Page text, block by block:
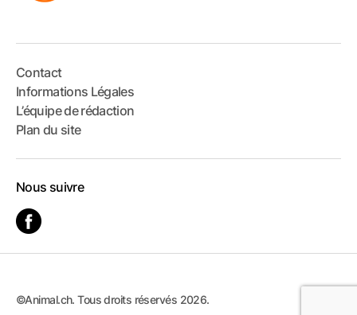
Contact
Informations Légales
L’équipe de rédaction
Plan du site
Nous suivre
©Animal.ch. Tous droits réservés 2026.